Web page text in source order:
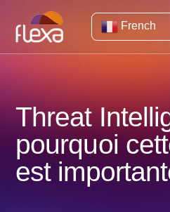
French
Threat
pourquoi
est